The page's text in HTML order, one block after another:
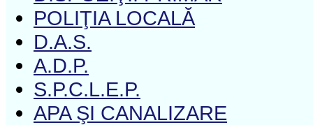
POLIŢIA LOCALĂ
D.A.S.
A.D.P.
S.P.C.L.E.P.
APA ŞI CANALIZARE